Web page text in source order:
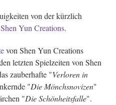
von der kürzlich
Shen Yun Creations.
von Shen Yun Creations
letzten Spielzeiten von Shen
zauberhafte "Verloren in
"Die Mönchsnovizen"
"Die Schönheitsfalle".